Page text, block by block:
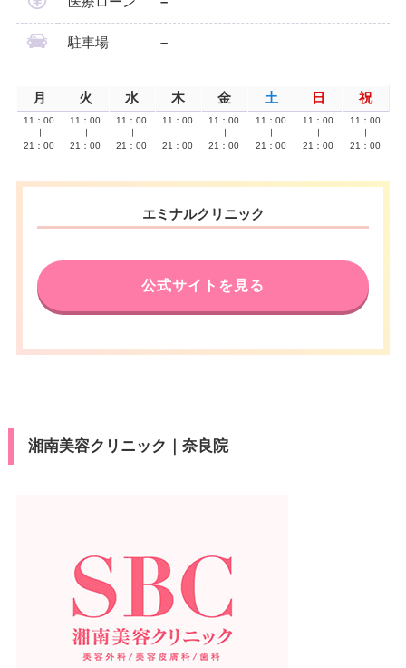
駐車場 –
月 火 水 木 金 土 日 祝
11：00
21：00
11：00
21：00
11：00
21：00
11：00
21：00
11：00
21：00
11：00
21：00
11：00
21：00
11：00
21：00
エミナルクリニック
公式サイトを見る
湘南美容クリニック｜奈良院